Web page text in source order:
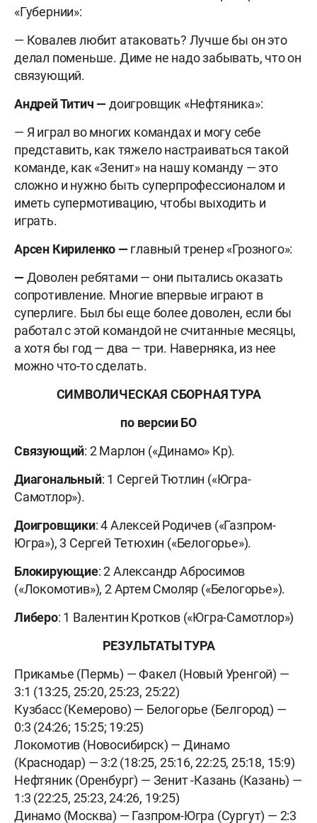
«Губернии»:
— Ковалев любит атаковать? Лучше бы он это
делал поменьше. Диме не надо забывать, что он
связующий.
Андрей Титич — доигровщик «Нефтяника»:
— Я играл во многих командах и могу себе
представить, как тяжело настраиваться такой
команде, как «Зенит» на нашу команду — это
сложно и нужно быть суперпрофессионалом и
иметь супермотивацию, чтобы выходить и
играть.
Арсен Кириленко — главный тренер «Грозного»:
— Доволен ребятами — они пытались оказать
сопротивление. Многие впервые играют в
суперлиге. Был бы еще более доволен, если бы
работал с этой командой не считанные месяцы,
а хотя бы год — два — три. Наверняка, из нее
можно что-то сделать.
СИМВОЛИЧЕСКАЯ СБОРНАЯ ТУРА
по версии БО
Связующий: 2 Марлон («Динамо» Кр).
Диагональный: 1 Сергей Тютлин («Югра-
Самотлор»).
Доигровщики: 4 Алексей Родичев («Газпром-
Югра»), 3 Сергей Тетюхин («Белогорье»).
Блокирующие: 2 Александр Абросимов
(«Локомотив»), 2 Артем Смоляр («Белогорье»).
Либеро: 1 Валентин Кротков («Югра-Самотлор»)
РЕЗУЛЬТАТЫ ТУРА
Прикамье (Пермь) — Факел (Новый Уренгой) —
3:1 (13:25, 25:20, 25:23, 25:22)
Кузбасс (Кемерово) — Белогорье (Белгород) —
0:3 (24:26; 15:25; 19:25)
Локомотив (Новосибирск) — Динамо
(Краснодар) — 3:2 (18:25, 25:16, 22:25, 25:18, 15:9)
Нефтяник (Оренбург) — Зенит -Казань (Казань) —
1:3 (22:25, 25:23, 24:26, 19:25)
Динамо (Москва) — Газпром-Югра (Сургут) — 2:3